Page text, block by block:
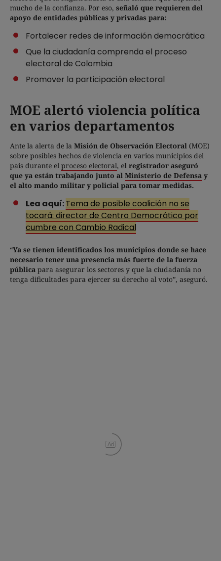
mucho de la confianza. Por eso, señaló que requieren del
apoyo de entidades públicas y privadas para:
Fortalecer redes de información democrática
Que la ciudadanía comprenda el proceso
electoral de Colombia
Promover la participación electoral
MOE alertó violencia política
en varios departamentos
Ante la alerta de la Misión de Observación Electoral (MOE)
sobre posibles hechos de violencia en varios municipios del
país durante el proceso electoral, el registrador aseguró
que ya están trabajando junto al Ministerio de Defensa y
el alto mando militar y policial para tomar medidas.
Lea aquí:Tema de posible coalición no se
tocará: director de Centro Democrático por
cumbre con Cambio Radical
“Ya se tienen identificados los municipios donde se hace
necesario tener una presencia más fuerte de la fuerza
pública para asegurar los sectores y que la ciudadanía no
tenga dificultades para ejercer su derecho al voto”, aseguró.
Ad